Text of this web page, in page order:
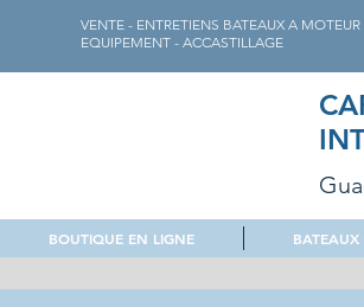
VENTE - ENTRETIENS BATEAUX A MOTEUR
EQUIPEMENT - ACCASTILLAGE
BOUTIQUE EN LIGNE BATEAUX